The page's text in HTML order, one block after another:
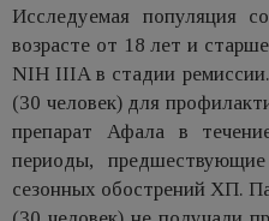
Исследуемая популяция
возрасте от 18 лет и
NIH IIIA в стадии
(30 человек) для
препарат Афала в
периоды,
сезонных обострений ХП.